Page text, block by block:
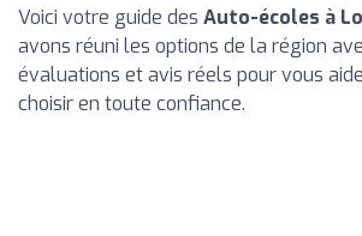
Voici votre guide des Auto-écoles à
avons réuni les options de la région
évaluations et avis réels pour vous
choisir en toute confiance.